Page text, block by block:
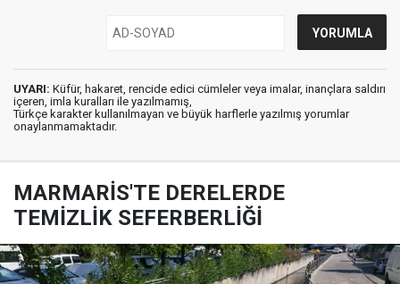
UYARI: Küfür, hakaret, rencide edici cümleler veya imalar, inançlara saldırı
içeren, imla kuralları ile yazılmamış,
Türkçe karakter kullanılmayan ve büyük harflerle yazılmış yorumlar
onaylanmamaktadır.
MARMARİS'TE DERELERDE
TEMİZLİK SEFERBERLİĞİ